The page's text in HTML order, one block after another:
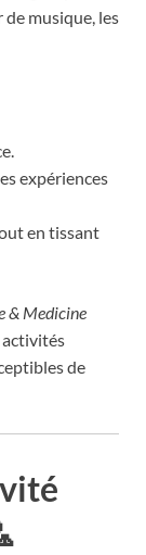
musique, les
expériences
en tissant
& Medicine
activités
de